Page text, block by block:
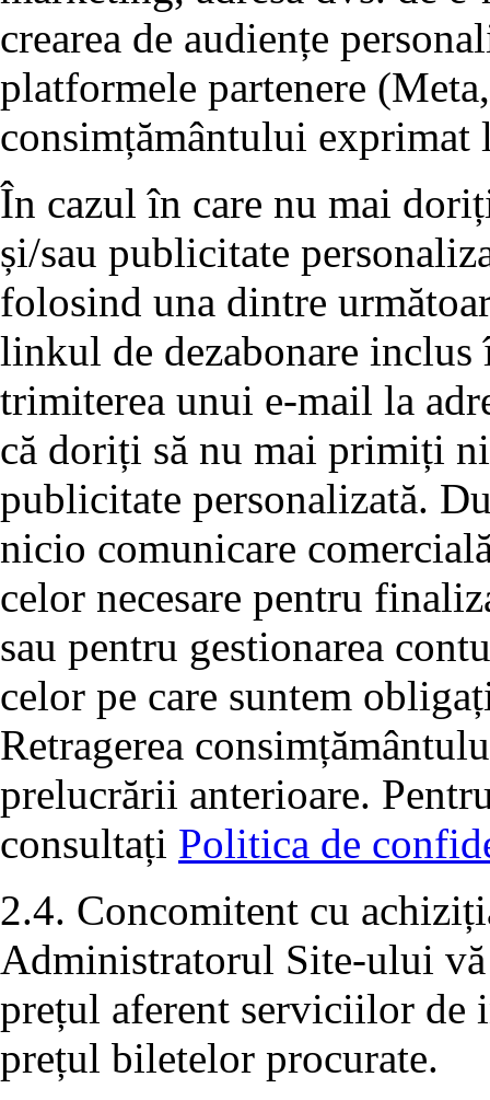
crearea de audiențe
platformele partenere
consimțământului exprimat
În cazul în care nu mai
și/sau publicitate
folosind una dintre
linkul de dezabonare
trimiterea unui e-mail la
că doriți să nu mai primiți
publicitate personalizată.
nicio comunicare
celor necesare pentru
sau pentru gestionarea
celor pe care suntem
Retragerea
prelucrării anterioare.
consultați Politica de
2.4. Concomitent cu
Administratorul Site-ului
prețul aferent serviciilor de
prețul biletelor procurate.